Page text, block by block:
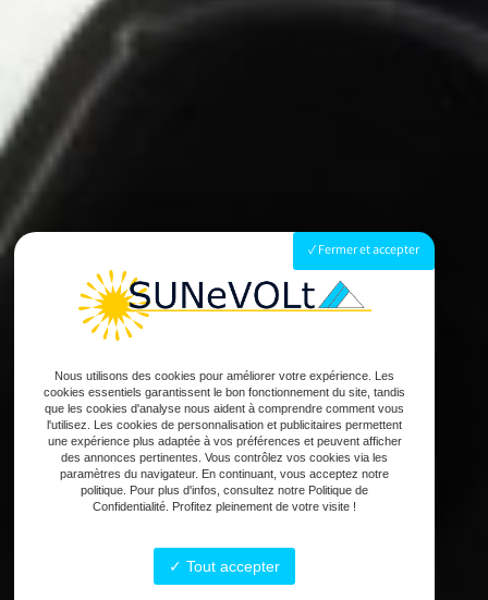
Fermer et accepter
Nous utilisons des cookies pour améliorer votre expérience. Les
cookies essentiels garantissent le bon fonctionnement du site, tandis
que les cookies d'analyse nous aident à comprendre comment vous
l'utilisez. Les cookies de personnalisation et publicitaires permettent
une expérience plus adaptée à vos préférences et peuvent afficher
des annonces pertinentes. Vous contrôlez vos cookies via les
paramètres du navigateur. En continuant, vous acceptez notre
politique. Pour plus d'infos, consultez notre Politique de
Confidentialité. Profitez pleinement de votre visite !
Tout accepter